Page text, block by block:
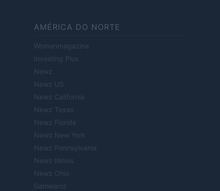
AMÉRICA DO NORTE
Womanmagazine
Investing Plus
Newz
Newz US
Newz California
Newz Texas
Newz Florida
Newz New York
Newz Pennsylvania
Newz Illinois
Newz Ohio
Gameland